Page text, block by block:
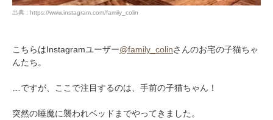
出典 : https://www.instagram.com/family_colin
こちらはInstagramユーザー@family_colinさんのお宅の子猫ちゃ
んたち。
…ですが、ここで注目するのは、手前の子猫ちゃん！
突然の睡魔に襲われベッドまでやってきました。